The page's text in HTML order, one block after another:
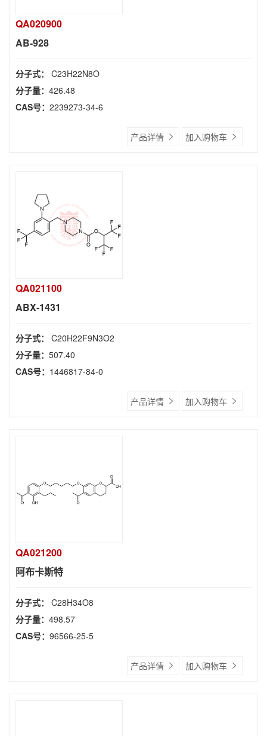
QA020900
AB-928
分子式： C23H22N8O
分子量： 426.48
CAS号： 2239273-34-6
产品详情 加入购物车
QA021100
ABX-1431
分子式： C20H22F9N3O2
分子量： 507.40
CAS号： 1446817-84-0
产品详情 加入购物车
QA021200
阿布卡斯特
分子式： C28H34O8
分子量： 498.57
CAS号： 96566-25-5
产品详情 加入购物车